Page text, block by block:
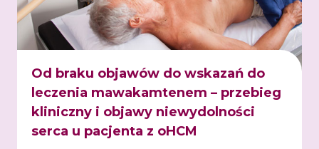
Od braku objawów do wskazań do
leczenia mawakamtenem – przebieg
kliniczny i objawy niewydolności
serca u pacjenta z oHCM